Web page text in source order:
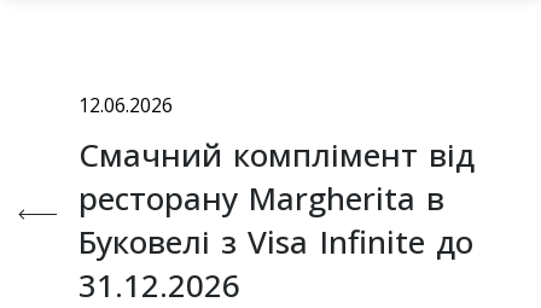
12.06.2026
Смачний комплімент від
ресторану Margherita в
Буковелі з Visa Infinite до
31.12.2026